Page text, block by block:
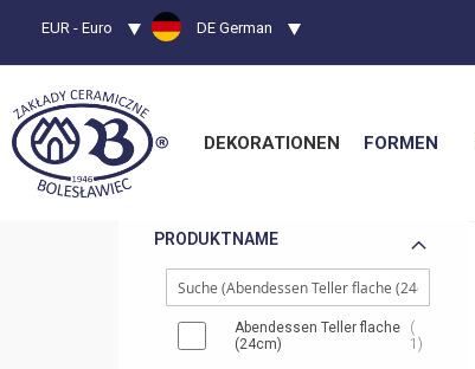
Währung
EUR - Euro SpracheDE German
DEKORATIONEN FORMEN
PRODUKTNAME
Abendessen Teller flache
(24cm)
1